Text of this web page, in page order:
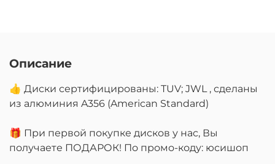
Описание
👍 Диски сертифицированы: TUV; JWL , сделаны
из алюминия A356 (American Standard)
🎁 При первой покупке дисков у нас, Вы
получаете ПОДАРОК! По промо-коду: юсишоп